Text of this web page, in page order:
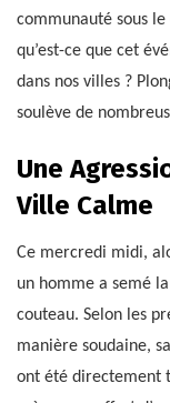
communauté sous le
qu’est-ce que cet
dans nos villes ?
soulève de
Une
Ville Calme
Ce mercredi midi,
un homme a semé
couteau. Selon les
manière soudaine,
ont été directement